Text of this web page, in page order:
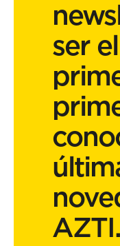
ser el
AZTI.